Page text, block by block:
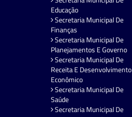
Educação
Secretaria Municipal De
Finanças
Secretaria Municipal De
Planejamentos E Governo
Secretaria Municipal De
Receita E Desenvolvimento
Econômico
Secretaria Municipal De
Saúde
Secretaria Municipal De